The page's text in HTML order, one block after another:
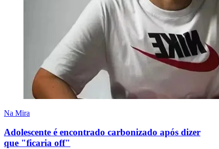
Na Mira
Adolescente é encontrado carbonizado após dizer
que "ficaria off"